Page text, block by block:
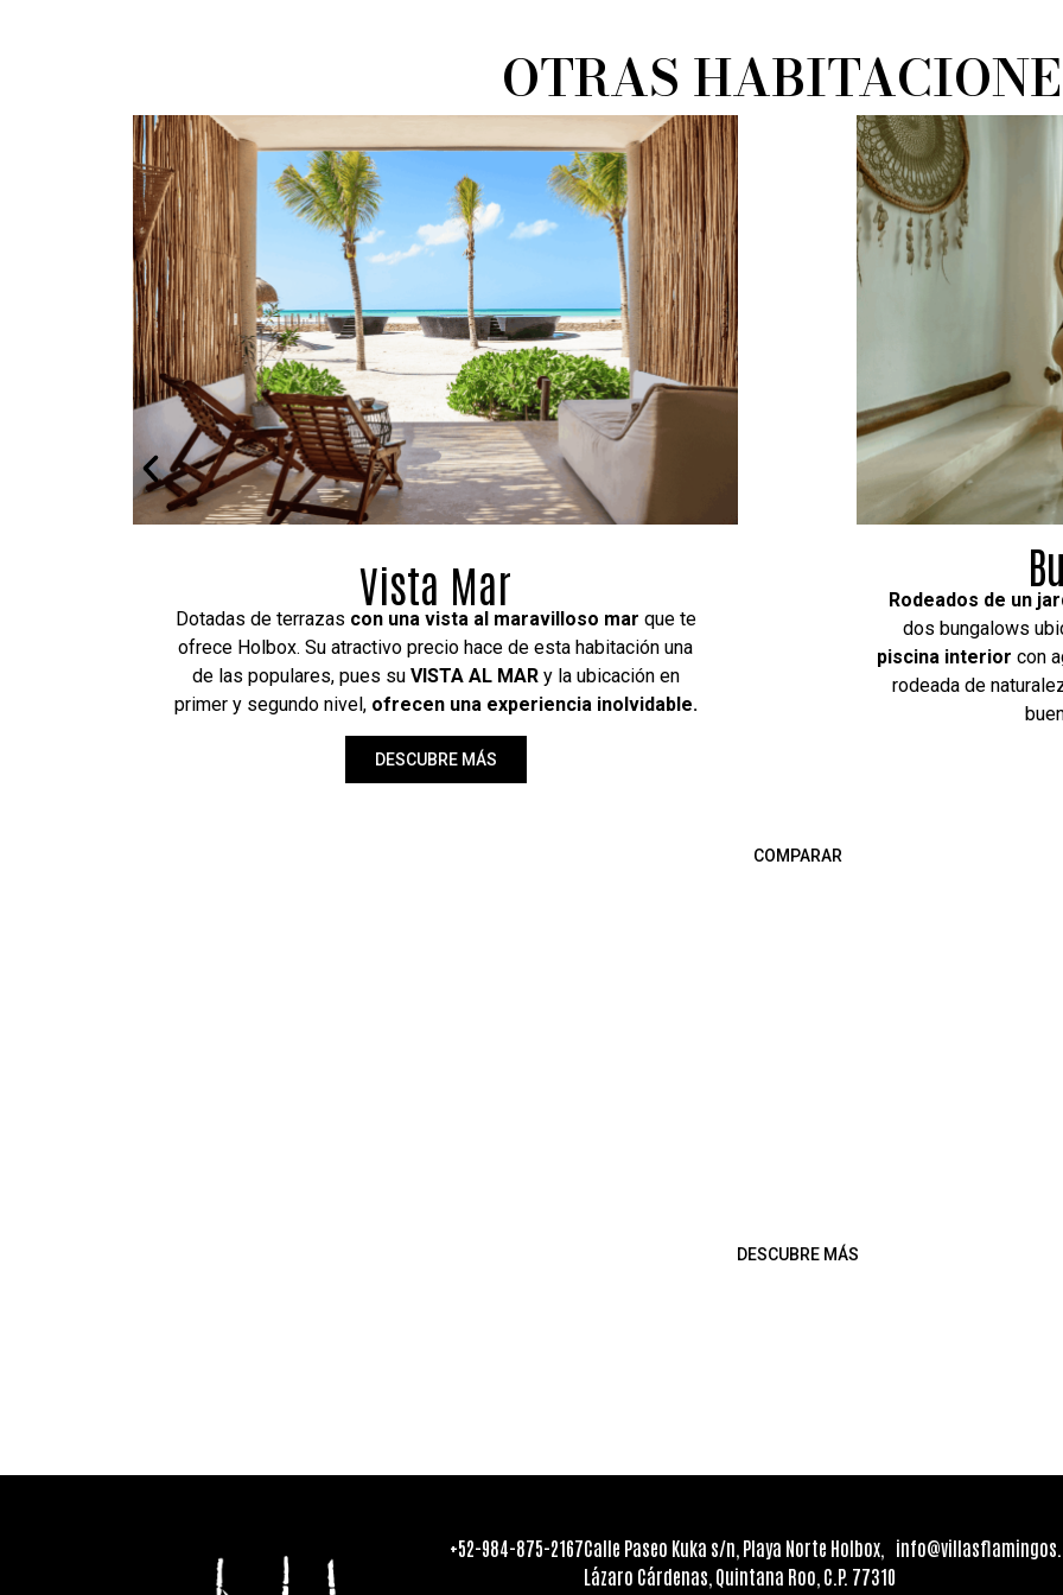
OTRAS
Bungalow Jardín
Rodeados de un jardín tropicallleno de paz. Cada uno de estos
dos bungalows ubicados en planta baja, cuentan con su propia
piscina interiorcon agua tibia, 2 camas queen, una ducha al exterior
rodeada de naturaleza y una terraza perfecta para disfrutar de un
buen libro. Ideales para familias.
DESCUBRE MÁS
Estos exclusivos
AMANTES DEL
sumergir tus pies
queen y
COMPARAR
DESCUBRE MÁS
+52-984-875-2167Calle Paseo Kuka s/n, Playa Norte Holbox,
Lázaro Cárdenas, Quintana Roo, C.P. 77310